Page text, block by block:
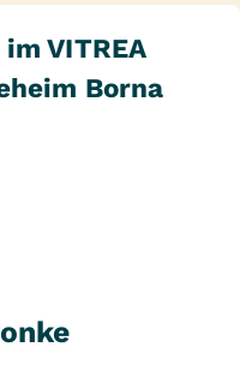
VITREA
Borna